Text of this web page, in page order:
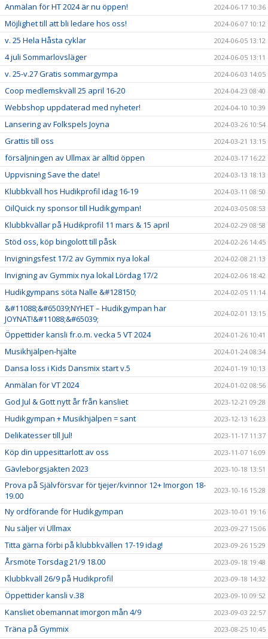
Anmälan för HT 2024 är nu öppen! 2024-06-17 10:36
Möjlighet till att bli ledare hos oss! 2024-06-07 10:12
v. 25 Hela Håsta cyklar 2024-06-05 13:12
4 juli Sommarlovsläger 2024-06-05 13:11
v. 25-v.27 Gratis sommargympa 2024-06-03 14:05
Coop medlemskväll 25 april 16-20 2024-04-23 08:40
Webbshop uppdaterad med nyheter! 2024-04-10 10:39
Lansering av Folkspels Joyna 2024-03-26 10:54
Grattis till oss 2024-03-21 13:15
försäljningen av Ullmax är alltid öppen 2024-03-17 16:22
Uppvisning Save the date! 2024-03-13 18:13
Klubbkväll hos Hudikprofil idag 16-19 2024-03-11 08:50
OilQuick ny sponsor till Hudikgympan! 2024-03-05 08:53
Klubbkvällar på Hudikprofil 11 mars & 15 april 2024-02-29 08:58
Stöd oss, köp bingolott till påsk 2024-02-26 14:45
Invigningsfest 17/2 av Gymmix nya lokal 2024-02-08 21:13
Invigning av Gymmix nya lokal Lördag 17/2 2024-02-06 18:42
Hudikgympans söta Nalle &#128150; 2024-02-05 11:14
&#11088;&#65039;NYHET – Hudikgympan har
JOYNAT!&#11088;&#65039;
2024-02-01 13:15
Öppettider kansli fr.o.m. vecka 5 VT 2024 2024-01-26 10:41
Musikhjälpen-hjälte 2024-01-24 08:34
Dansa loss i Kids Dansmix start v.5 2024-01-19 10:13
Anmälan för VT 2024 2024-01-02 08:56
God Jul & Gott nytt år från kansliet 2023-12-21 09:28
Hudikgympan + Musikhjälpen = sant 2023-12-13 16:23
Delikatesser till Jul! 2023-11-17 11:37
Köp din uppesittarlott av oss 2023-11-07 16:09
Gävleborgsjakten 2023 2023-10-18 13:51
Prova på Självförsvar för tjejer/kvinnor 12+ Imorgon 18-
19.00
2023-10-16 15:28
Ny ordförande för Hudikgympan 2023-10-01 19:16
Nu säljer vi Ullmax 2023-09-27 15:06
Titta gärna förbi på klubbkvällen 17-19 idag! 2023-09-26 15:29
Årsmöte Torsdag 21/9 18.00 2023-09-18 19:48
Klubbkväll 26/9 på Hudikprofil 2023-09-18 14:32
Öppettider kansli v.38 2023-09-10 09:52
Kansliet obemannat imorgon mån 4/9 2023-09-03 22:57
Träna på Gymmix 2023-08-25 10:45